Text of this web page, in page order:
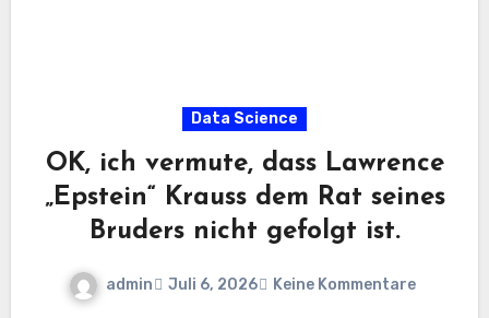
Data Science
OK, ich vermute, dass Lawrence
„Epstein“ Krauss dem Rat seines
Bruders nicht gefolgt ist.
admin Juli 6, 2026 Keine Kommentare